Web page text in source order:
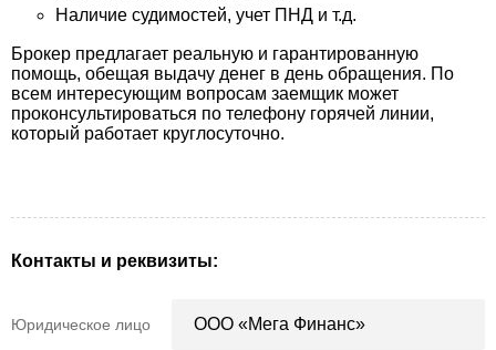
Наличие судимостей, учет ПНД и т.д.
Брокер предлагает реальную и гарантированную
помощь, обещая выдачу денег в день обращения. По
всем интересующим вопросам заемщик может
проконсультироваться по телефону горячей линии,
который работает круглосуточно.
Контакты и реквизиты:
Юридическое лицо ООО «Мега Финанс»